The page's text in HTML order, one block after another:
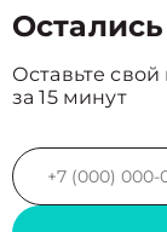
Оставьте
за 15 минут